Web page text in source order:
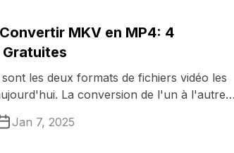
MKV en MP4: 4
les deux formats de fichiers vidéo les
La conversion de l'un à l'autre
...
Jan 7, 2025